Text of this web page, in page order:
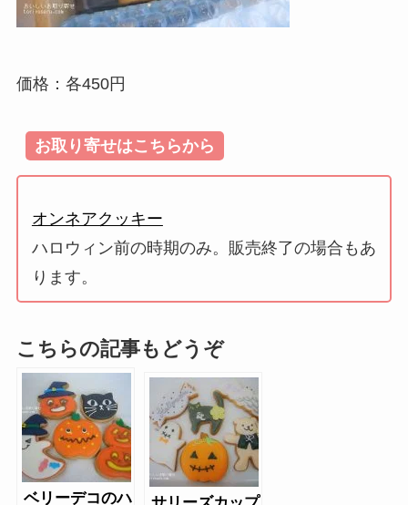
価格：各450円
お取り寄せはこちらから
オンネアクッキー
ハロウィン前の時期のみ。販売終了の場合もあ
ります。
こちらの記事もどうぞ
ベリーデコのハ